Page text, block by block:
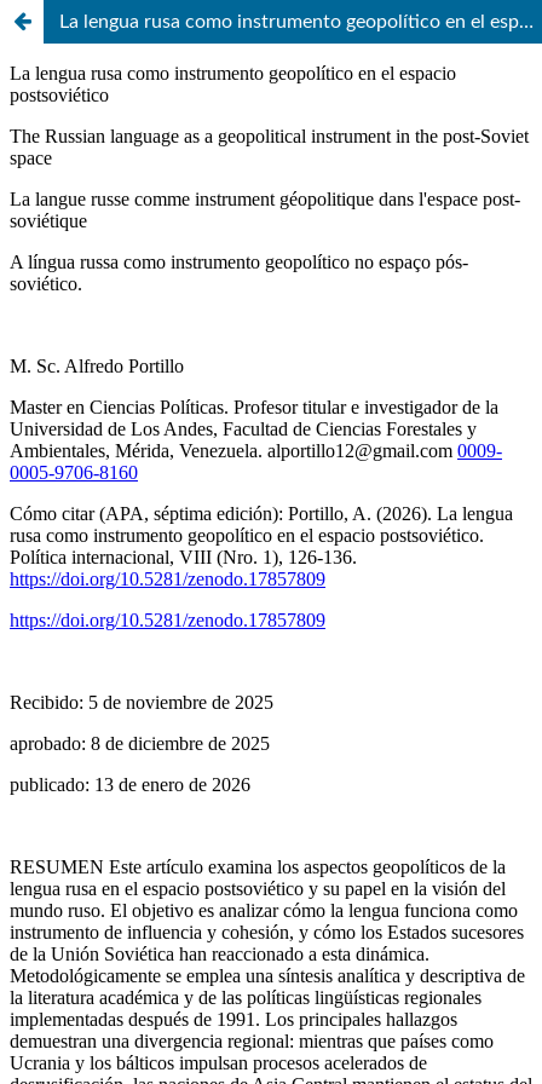
La lengua rusa como instrumento geopolítico en el espacio postsoviético